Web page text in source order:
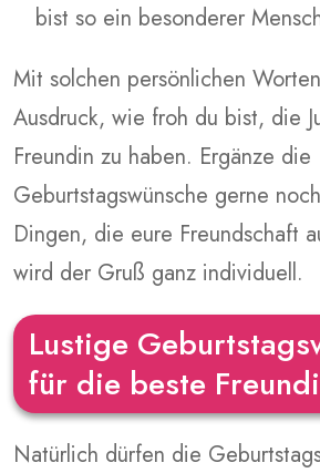
bist so ein besonderer
Mit solchen persönlichen
Ausdruck, wie froh du bist, die
Freundin zu haben. Ergänze die
Geburtstagswünsche gerne
Dingen, die eure Freundschaft
wird der Gruß ganz individuell.
Lustige
für die beste
Natürlich dürfen die